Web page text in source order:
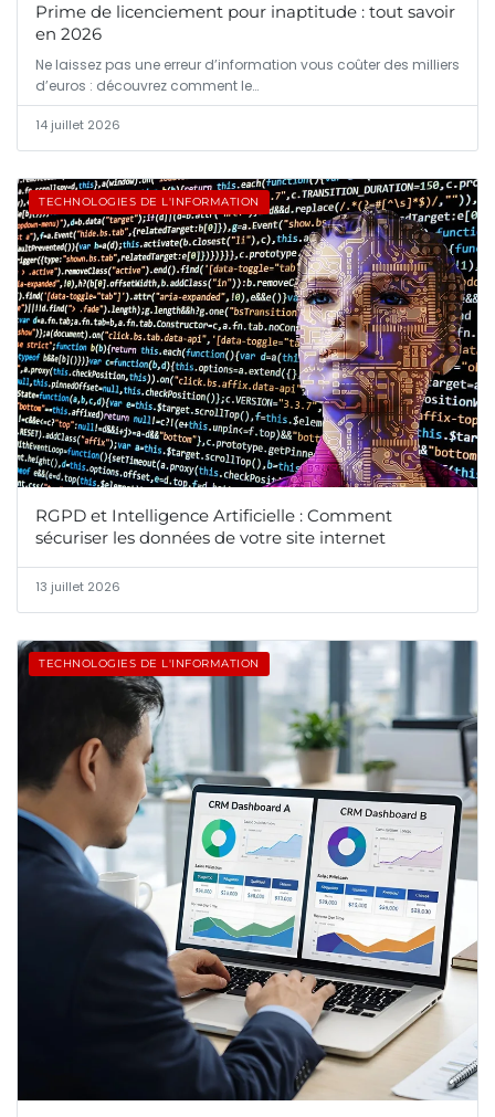
Prime de licenciement pour inaptitude : tout savoir
en 2026
Ne laissez pas une erreur d’information vous coûter des milliers
d’euros : découvrez comment le…
14 juillet 2026
TECHNOLOGIES DE L'INFORMATION
RGPD et Intelligence Artificielle : Comment
sécuriser les données de votre site internet
13 juillet 2026
TECHNOLOGIES DE L'INFORMATION